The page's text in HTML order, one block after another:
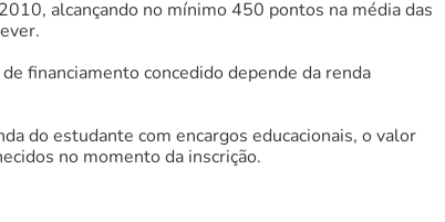
alcançando no mínimo 450 pontos na média das
financiamento concedido depende da renda
do estudante com encargos educacionais, o valor
no momento da inscrição.